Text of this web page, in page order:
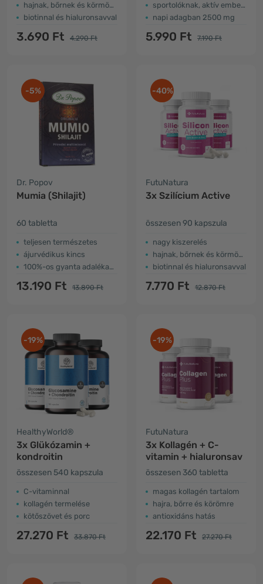
hajnak, bőrnek és körmöknek
biotinnal és hialuronsavval
3.690 Ft 4.290 Ft
sportolóknak, aktív embereknek, időseknek ...
napi adagban 2500 mg
5.990 Ft 7.190 Ft
-5%
Dr. Popov
Mumia (Shilajit)
60 tabletta
teljesen természetes
ájurvédikus kincs
100%-os gyanta adalékanyagok nélkül
13.190 Ft 13.890 Ft
-40%
FutuNatura
3x Szilícium Active
összesen 90 kapszula
nagy kiszerelés
hajnak, bőrnek és körmöknek
biotinnal és hialuronsavval
7.770 Ft 12.870 Ft
-19%
HealthyWorld®
3x Glükózamin +
kondroitin
összesen 540 kapszula
C-vitaminnal
kollagén termelése
kötőszövet és porc
27.270 Ft 33.870 Ft
-19%
FutuNatura
3x Kollagén + C-
vitamin + hialuronsav
összesen 360 tabletta
magas kollagén tartalom
hajra, bőrre és körömre
antioxidáns hatás
22.170 Ft 27.270 Ft